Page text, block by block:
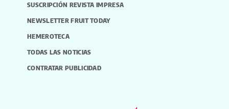
SUSCRIPCIÓN REVISTA IMPRESA
NEWSLETTER FRUIT TODAY
HEMEROTECA
TODAS LAS NOTICIAS
CONTRATAR PUBLICIDAD